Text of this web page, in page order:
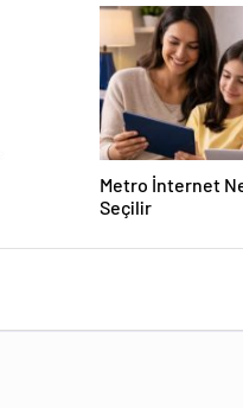
Metro İnternet
Seçilir